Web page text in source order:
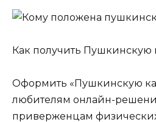
Как получить Пушкинскую
Оформить «Пушкинскую
любителям онлайн-
приверженцам